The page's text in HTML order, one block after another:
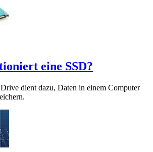
eine SSD?
dient dazu, Daten in einem Computer